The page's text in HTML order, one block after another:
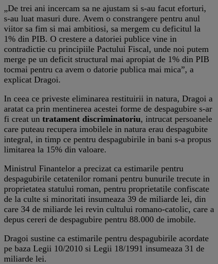
„De trei ani incercam sa ne ajustam si s-au facut eforturi,
s-au luat masuri dure. Avem o constrangere pentru anul
viitor sa fim si mai ambitiosi, sa mergem cu deficitul la
1% din PIB. O crestere a datoriei publice vine in
contradictie cu principiile Pactului Fiscal, unde noi putem
merge pe un deficit structural mai apropiat de 1% din PIB
tocmai pentru ca avem o datorie publica mai mica”, a
explicat Dragoi.
In ceea ce priveste eliminarea restituirii in natura, Dragoi a
aratat ca prin mentinerea acestei forme de despagubire s-ar
fi creat un tratament discriminatoriu, intrucat persoanele
care puteau recupera imobilele in natura erau despagubite
integral, in timp ce pentru despagubirile in bani s-a propus
limitarea la 15% din valoare.
Ministrul Finantelor a precizat ca estimarile pentru
despagubirile cetatenilor romani pentru bunurile trecute in
proprietatea statului roman, pentru proprietatile confiscate
de la culte si minoritati insumeaza 39 de miliarde lei, din
care 34 de miliarde lei revin cultului romano-catolic, care a
depus cereri de despagubire pentru 88.000 de imobile.
Dragoi sustine ca estimarile pentru despagubirile acordate
pe baza Legii 10/2010 si Legii 18/1991 insumeaza 31 de
miliarde lei.